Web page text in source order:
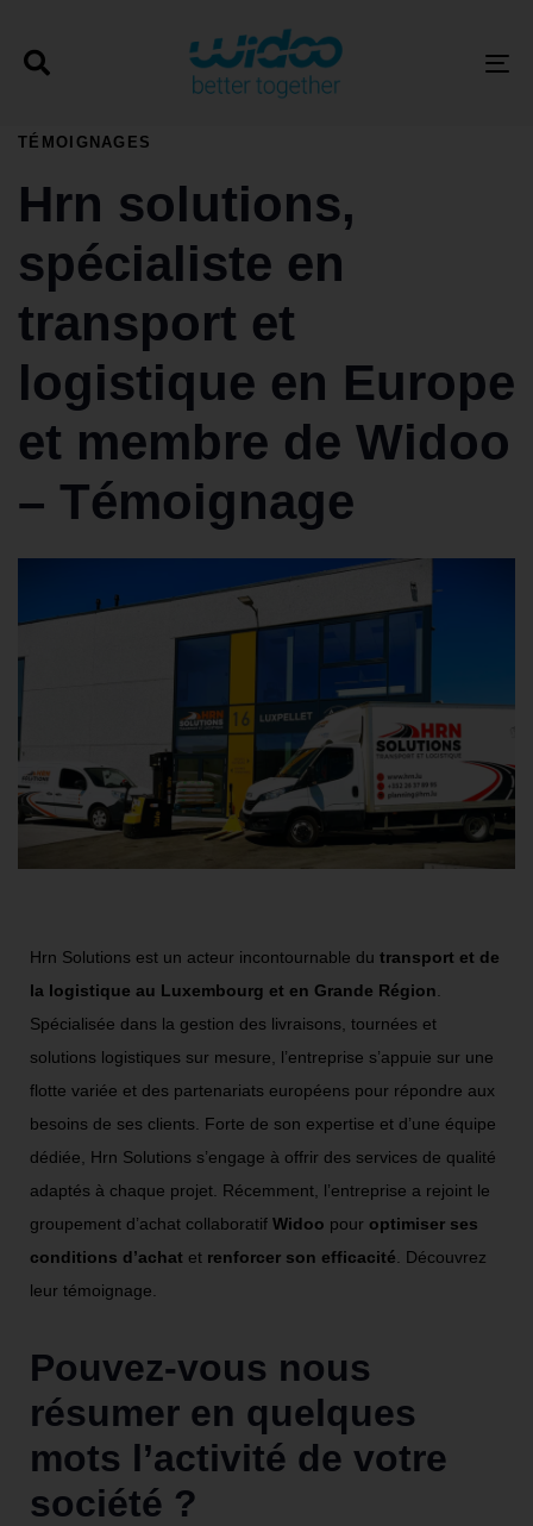
PUBLISHED
TÉMOIGNAGES
Hrn solutions,
spécialiste en
transport et
logistique en Europe
et membre de Widoo
– Témoignage
Hrn Solutions est un acteur incontournable du transport et de
la logistique au Luxembourg et en Grande Région
Spécialisée dans la gestion des livraisons, tournées et
solutions logistiques sur mesure, l’entreprise s’appuie sur une
flotte variée et des partenariats européens pour répondre aux
besoins de ses clients. Forte de son expertise et d’une équipe
dédiée, Hrn Solutions s’engage à offrir des services de qualité
adaptés à chaque projet. Récemment, l’entreprise a rejoint le
groupement d’achat collaboratif Widoo pour optimiser ses
conditions d’achat et renforcer son efficacité . Découvrez
leur témoignage.
Pouvez-vous nous
résumer en quelques
mots l’activité de votre
société ?